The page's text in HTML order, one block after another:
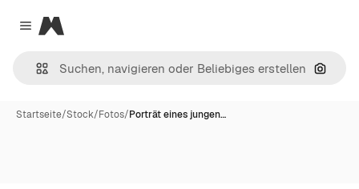
Close menu
Magnific
Nach
Startseite/Stock/Fotos/Porträt eines jungen…